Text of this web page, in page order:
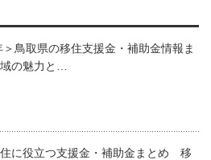
＞鳥取県の移住支援金・補助金情報ま
の魅力と…
に役立つ支援金・補助金まとめ 移